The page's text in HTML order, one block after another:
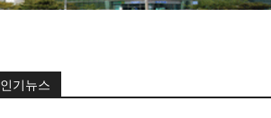
인기뉴스